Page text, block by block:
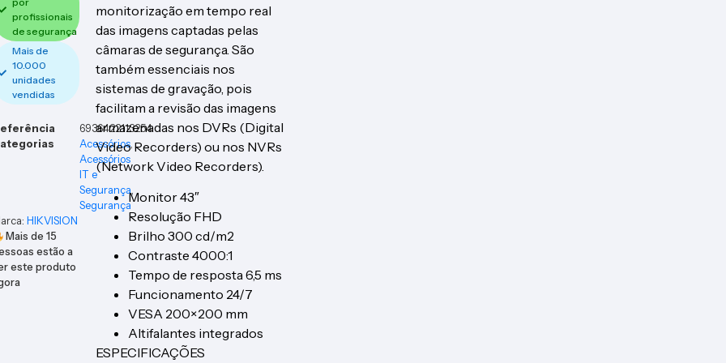
profissionais
de segurança
Mais de
10.000
unidades
vendidas
6936422113254
Acessórios,
Acessórios
IT e
Segurança,
Segurança
HIKVISION
Mais de15
estão a
este produto
monitorização em tempo real
das imagens captadas pelas
câmaras de segurança. São
também essenciais nos
sistemas de gravação, pois
facilitam a revisão das imagens
armazenadas nos DVRs (Digital
Video Recorders) ou nos NVRs
(Network Video Recorders).
Monitor 43″
Resolução FHD
Brilho 300 cd/m2
Contraste 4000:1
Tempo de resposta 6,5 ms
Funcionamento 24/7
VESA 200×200 mm
Altifalantes integrados
ESPECIFICAÇÕES